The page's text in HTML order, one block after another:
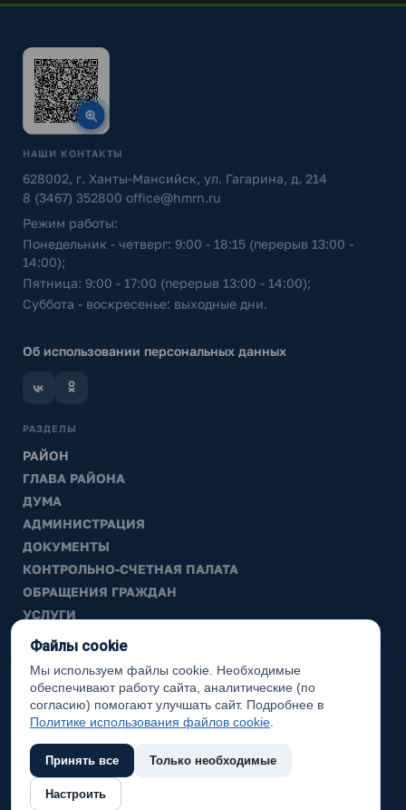
НАШИ КОНТАКТЫ
628002, г. Ханты-Мансийск, ул. Гагарина, д. 214
8 (3467) 352800 office@hmrn.ru
Режим работы:
Понедельник - четверг: 9:00 - 18:15 (перерыв 13:00 -
14:00);
Пятница: 9:00 - 17:00 (перерыв 13:00 - 14:00);
Суббота - воскресенье: выходные дни.
Об использовании персональных данных
РАЗДЕЛЫ
РАЙОН
ГЛАВА РАЙОНА
ДУМА
АДМИНИСТРАЦИЯ
ДОКУМЕНТЫ
КОНТРОЛЬНО-СЧЕТНАЯ ПАЛАТА
ОБРАЩЕНИЯ ГРАЖДАН
УСЛУГИ
ТИК
ИНФОРМАЦИЯ
Законодательная карта
Карта сайта
(с) 2017 Ханты-Мансийский район, официальный сайт
администрации
Файлы cookie
Мы используем файлы cookie. Необходимые
обеспечивают работу сайта, аналитические (по
согласию) помогают улучшать сайт. Подробнее в
Политике использования файлов cookie
Принять все Только необходимые
Настроить